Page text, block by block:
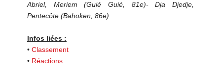
Abriel, Meriem (Guié Guié, 81e)- Dja Djedje,
Pentecôte (Bahoken, 86e)
Infos liées :
• Classement
• Réactions